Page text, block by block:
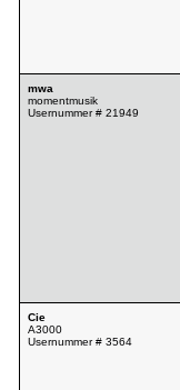
mwa
momentmusik
Usernummer # 21949
Cie
A3000
Usernummer # 3564